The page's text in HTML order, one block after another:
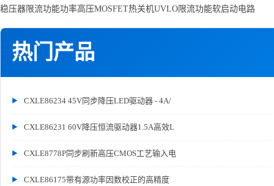
热门产品
CXLE86234 45V同步降压LED驱动器 - 4A/
CXLE86231 60V降压恒流驱动器1.5A高效L
CXLE8778P同步刷新高压CMOS工艺输入电
CXLE86175带有源功率因数校正的高精度
稳压器限流功能功率高压MOSFET热关机UVLO限流功能软启动电路